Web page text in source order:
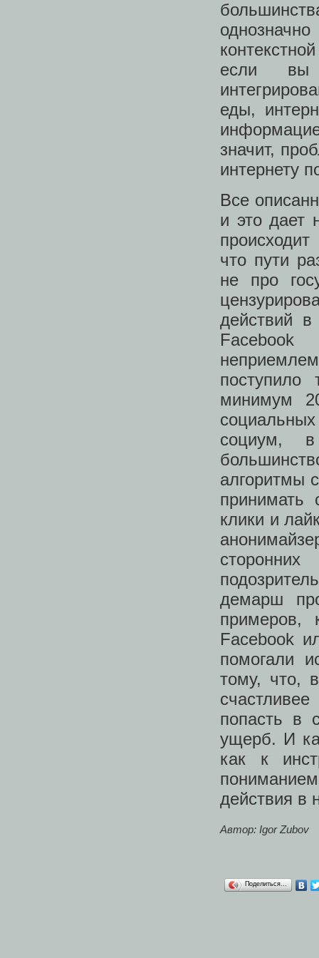
если вы
еды,
значит,
интернету
Все
и это дает
что пути
не про
действий
минимум
социум, в
алгоритмы
принимать
клики и
демарш
примеров,
Facebook
помогали
тому, что,
попасть в
ущерб. И
как к
действия в
Автор: Igor Zubov
Поделиться…